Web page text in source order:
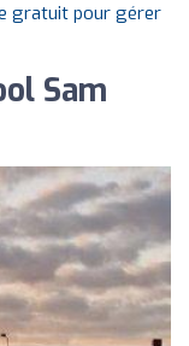
gratuit pour gérer
Sam